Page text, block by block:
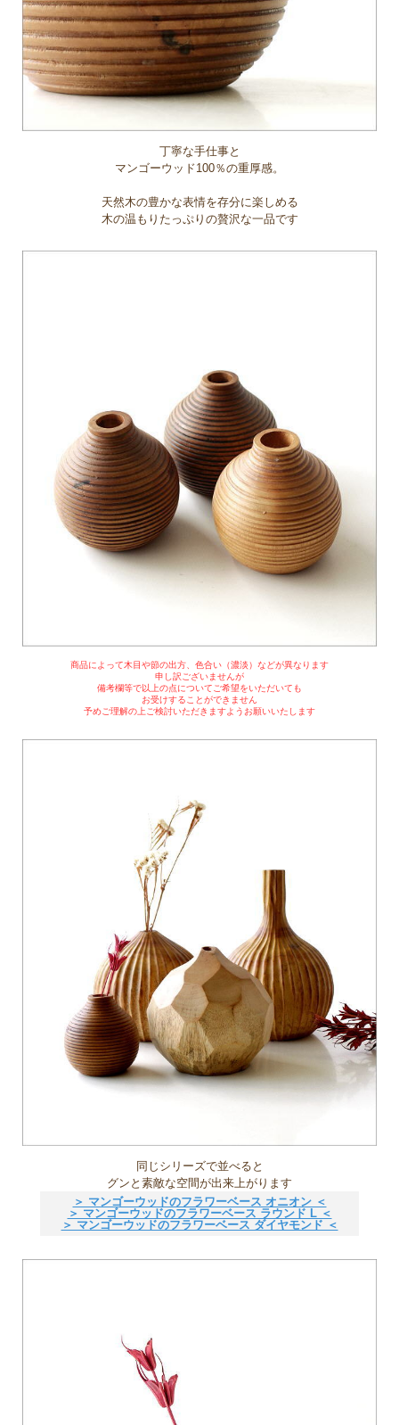
丁寧な手仕事と
マンゴーウッド100％の重厚感。
天然木の豊かな表情を存分に楽しめる
木の温もりたっぷりの贅沢な一品です
商品によって木目や節の出方、色合い（濃淡）などが異なります
申し訳ございませんが
備考欄等で以上の点についてご希望をいただいても
お受けすることができません
予めご理解の上ご検討いただきますようお願いいたします
同じシリーズで並べると
グンと素敵な空間が出来上がります
＞ マンゴーウッドのフラワーベース オニオン ＜
＞ マンゴーウッドのフラワーベース ラウンド L ＜
＞ マンゴーウッドのフラワーベース ダイヤモンド ＜